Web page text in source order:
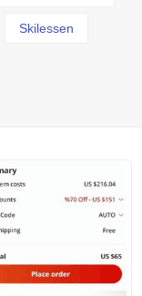
Skilessen